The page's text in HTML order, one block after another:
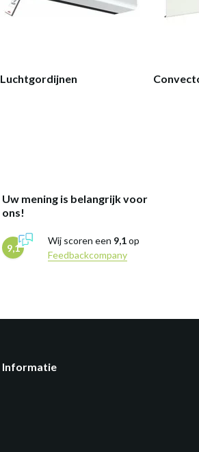
Luchtgordijnen
Uw mening is belangrijk voor
ons!
9,1
Wij scoren een 9,1op
Feedbackcompany
Informatie